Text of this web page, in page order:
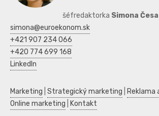
šéfredaktorka Simona
simona@euroekonom.sk
+421 907 234 066
+420 774 699 168
LinkedIn
Marketing Strategický marketing Reklama
Online marketing
Kontakt